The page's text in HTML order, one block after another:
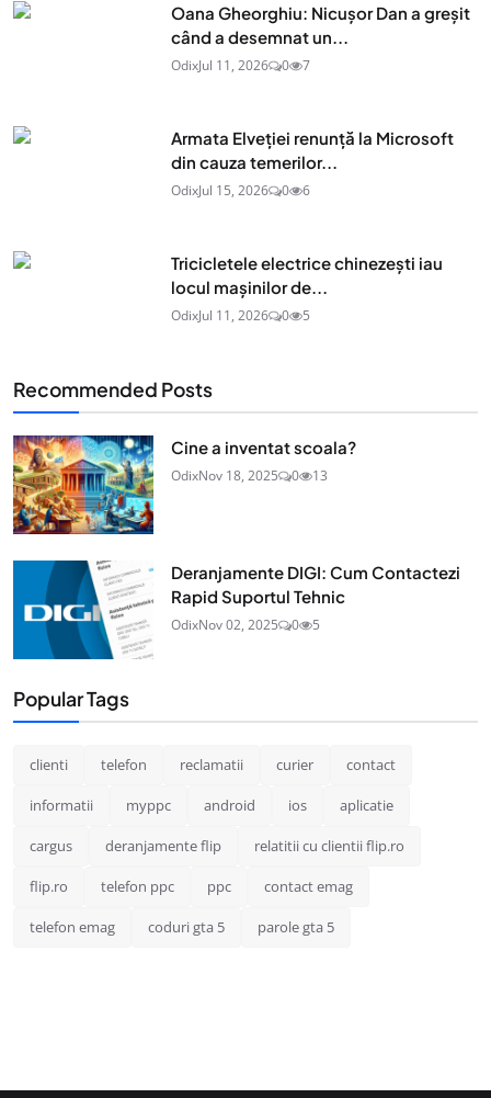
Oana Gheorghiu: Nicușor Dan a greșit
când a desemnat un...
OdixJul 11, 2026 0 7
Armata Elveției renunță la Microsoft
din cauza temerilor...
OdixJul 15, 2026 0 6
Tricicletele electrice chinezești iau
locul mașinilor de...
OdixJul 11, 2026 0 5
Recommended Posts
Cine a inventat scoala?
OdixNov 18, 2025 0 13
Deranjamente DIGI: Cum Contactezi
Rapid Suportul Tehnic
OdixNov 02, 2025 0 5
Popular Tags
clienti telefon reclamatii curier contact
informatii myppc android ios aplicatie
cargus deranjamente flip relatitii cu clientii flip.ro
flip.ro telefon ppc ppc contact emag
telefon emag coduri gta 5 parole gta 5